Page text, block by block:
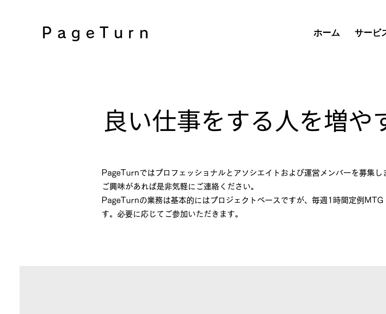
PageTurn ホーム サービ
良い仕事をする人を増や
PageTurnではプロフェッショナルとアソシエイトおよび運営メンバーを募集し
​ご興味があれば是非気軽にご連絡ください。
​PageTurnの業務は基本的にはプロジェクトベースですが、毎週1時間定例
す。必要に応じてご参加いただきます。